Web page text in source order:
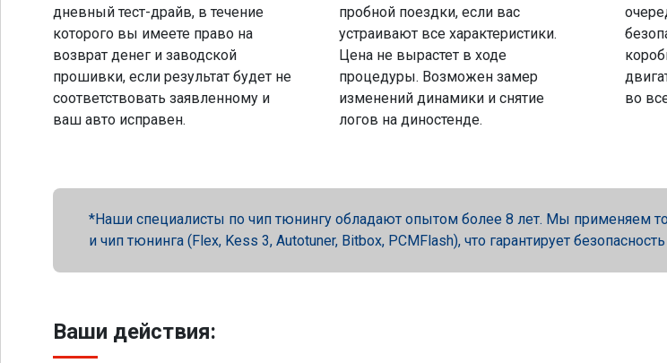
дневный тест-драйв, в течение
которого вы имеете право на
возврат денег и заводской
прошивки, если результат будет не
соответствовать заявленному и
ваш авто исправен.
пробной поездки, если вас
устраивают все характеристики.
Цена не вырастет в ходе
процедуры. Возможен замер
изменений динамики и снятие
логов на диностенде.
во
Наши специалисты по чип тюнингу обладают опытом более 8 лет. Мы применяем
и чип тюнинга (Flex, Kess 3, Autotuner, Bitbox, PCMFlash), что гарантирует
Ваши действия: